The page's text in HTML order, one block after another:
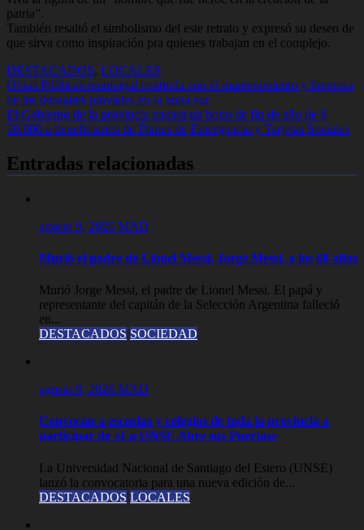
patria”.
También resaltó el simbolismo del este retrato y expresó su deseo de
que sirva como inspiración pra quienes trabajan en el complejo.
DESTACADOS, LOCALES
Navegación
de
entradas
Obras Públicas municipal continúa con el mantenimiento y limpieza
de los desagües pluviales en la zona sur
El Gobierno de la provincia pagará un bono de fin de año de $
50.000 a beneficiarios de Planes de Emergencia y Tarjetas Sociales
Entradas relacionadas
agosto 9, 2026 MAD
Murió el padre de Lionel Messi, Jorge Messi, a los 68 años
Murió Jorge Messi, el padre de Lionel Messi. El papá y
representante del capitán de la Selección Argentina falleció
en...
DESTACADOS SOCIEDAD
agosto 9, 2026 MAD
Convocan a escuelas y colegios de toda la provincia a
participar de «La UNSE Abre sus Puertas»
La Universidad Nacional de Santiago del Estero (UNSE)
lanzó la convocatoria para una nueva edición de...
DESTACADOS LOCALES